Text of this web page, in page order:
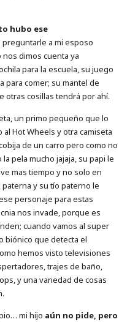
hubo ese
preguntarle a mi esposo
dimos cuenta ya
para la escuela, su juego
para comer; su mantel de
otras cosillas tendrá por ahí.
un primo pequeño que lo
Hot Wheels y otra camiseta
de un carro pero como no
pela mucho jajaja, su papi le
mas tiempo y no solo en
y su tío paterno le
personaje para estas
nos invade, porque es
cuando vamos al super
biónico que detecta el
hemos visto televisiones
trajes de baño,
y una variedad de cosas
mi hijo aún no pide, pero